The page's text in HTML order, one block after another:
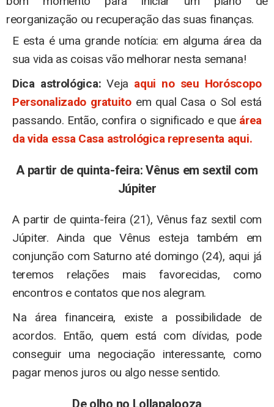
reorganização ou recuperação das suas finanças.
E esta é uma grande notícia: em alguma área da
sua vida as coisas vão melhorar nesta semana!
Dica astrológica:Veja aqui no seu Horóscopo
Personalizado gratuitoem qual Casa o Sol está
passando. Então, confira o significado e que área
da vida essa Casa astrológica representa aqui.
A partir de quinta-feira: Vênus em sextil com
Júpiter
A partir de quinta-feira (21), Vênus faz sextil com
Júpiter. Ainda que Vênus esteja também em
conjunção com Saturno até domingo (24), aqui já
teremos relações mais favorecidas, como
encontros e contatos que nos alegram.
Na área financeira, existe a possibilidade de
acordos. Então, quem está com dívidas, pode
conseguir uma negociação interessante, como
pagar menos juros ou algo nesse sentido.
De olho no Lollapalooza